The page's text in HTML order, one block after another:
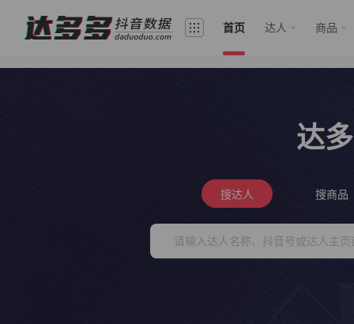
首页 达人 商品
达
搜达人 搜商品